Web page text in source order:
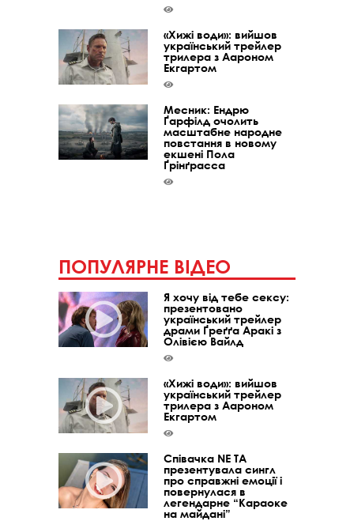
«Хижі води»: вийшов
український трейлер
трилера з Аароном
Екгартом
Месник: Ендрю
Ґарфілд очолить
масштабне народне
повстання в новому
екшені Пола
Ґрінґрасса
ПОПУЛЯРНЕ ВІДЕО
Я хочу від тебе сексу:
презентовано
український трейлер
драми Ґреґґа Аракі з
Олівією Вайлд
«Хижі води»: вийшов
український трейлер
трилера з Аароном
Екгартом
Співачка NE TA
презентувала сингл
про справжні емоції і
повернулася в
легендарне “Караоке
на майдані”